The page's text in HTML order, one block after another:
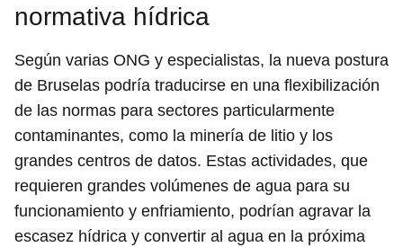
normativa hídrica
Según varias ONG y especialistas, la nueva postura
de Bruselas podría traducirse en una flexibilización
de las normas para sectores particularmente
contaminantes, como la minería de litio y los
grandes centros de datos. Estas actividades, que
requieren grandes volúmenes de agua para su
funcionamiento y enfriamiento, podrían agravar la
escasez hídrica y convertir al agua en la próxima